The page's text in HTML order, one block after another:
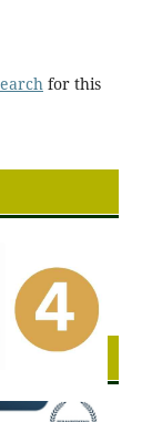
for this